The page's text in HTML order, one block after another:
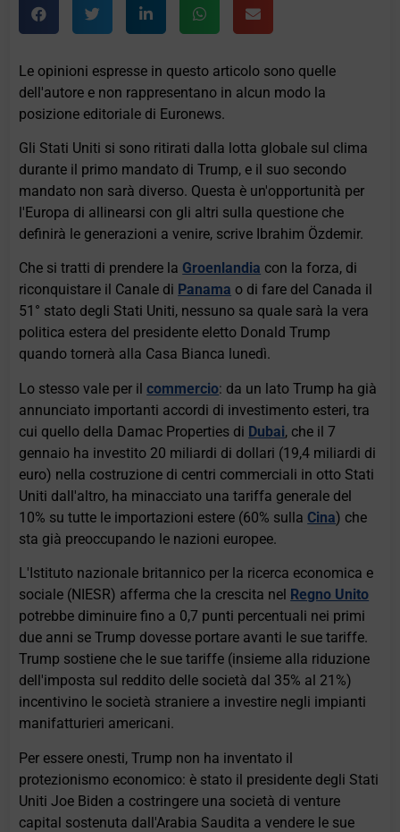
Le opinioni espresse in questo articolo sono quelle
dell'autore e non rappresentano in alcun modo la
posizione editoriale di Euronews.
Gli Stati Uniti si sono ritirati dalla lotta globale sul clima
durante il primo mandato di Trump, e il suo secondo
mandato non sarà diverso. Questa è un'opportunità per
l'Europa di allinearsi con gli altri sulla questione che
definirà le generazioni a venire, scrive Ibrahim Özdemir.
Che si tratti di prendere la Groenlandia con la forza, di
riconquistare il Canale di Panama o di fare del Canada il
51° stato degli Stati Uniti, nessuno sa quale sarà la vera
politica estera del presidente eletto Donald Trump
quando tornerà alla Casa Bianca lunedì.
Lo stesso vale per ilcommercio: da un lato Trump ha già
annunciato importanti accordi di investimento esteri, tra
cui quello della Damac Properties di Dubai, che il 7
gennaio ha investito 20 miliardi di dollari (19,4 miliardi di
euro) nella costruzione di centri commerciali in otto Stati
Uniti dall'altro, ha minacciato una tariffa generale del
10% su tutte le importazioni estere (60% sulla Cina) che
sta già preoccupando le nazioni europee.
L'Istituto nazionale britannico per la ricerca economica e
sociale (NIESR) afferma che la crescita nel Regno Unito
potrebbe diminuire fino a 0,7 punti percentuali nei primi
due anni se Trump dovesse portare avanti le sue tariffe.
Trump sostiene che le sue tariffe (insieme alla riduzione
dell'imposta sul reddito delle società dal 35% al ​​21%)
incentivino le società straniere a investire negli impianti
manifatturieri americani.
Per essere onesti, Trump non ha inventato il
protezionismo economico: è stato il presidente degli Stati
Uniti Joe Biden a costringere una società di venture
capital sostenuta dall'Arabia Saudita a vendere le sue